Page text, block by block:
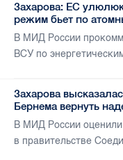
Захарова: ЕС
режим бьет по
В МИД России
ВСУ по
Захарова
Бернема вернуть
В МИД России
в правительстве